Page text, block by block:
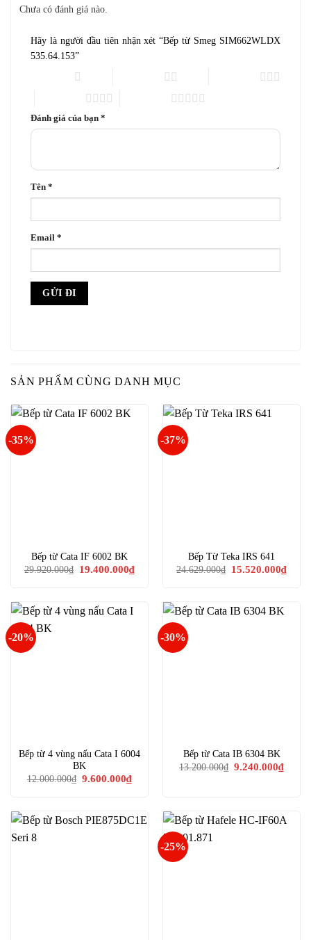
Chưa có đánh giá nào.
Hãy là người đầu tiên nhận xét “Bếp từ Smeg SIM662WLDX
535.64.153”
Đánh giá của bạn *
Tên *
Email *
SẢN PHẨM CÙNG DANH MỤC
-35%
Bếp từ Cata IF 6002 BK
29.920.000₫
Giá
19.400.000₫Giá
hiện
19.400.000₫.
-37%
Bếp Từ Teka IRS 641
24.629.000₫
Giá
15.520.000₫Giá
hiện
-20%
Bếp từ 4 vùng nấu Cata I 6004
BK
12.000.000₫ Giá
9.600.000₫Giá
hiện
9.600.000₫.
-30%
Bếp từ Cata IB 6304 BK
13.200.000₫ Giá
9.240.000₫Giá
hiện
-25%